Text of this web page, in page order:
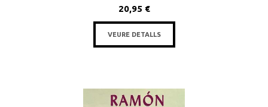
20,95 €
VEURE DETALLS